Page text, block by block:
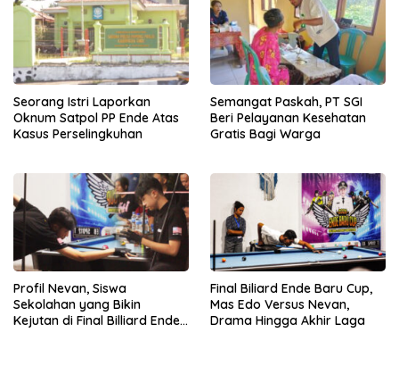
Seorang Istri Laporkan
Oknum Satpol PP Ende Atas
Kasus Perselingkuhan
Semangat Paskah, PT SGI
Beri Pelayanan Kesehatan
Gratis Bagi Warga
Profil Nevan, Siswa
Sekolahan yang Bikin
Kejutan di Final Billiard Ende
Final Biliard Ende Baru Cup,
Mas Edo Versus Nevan,
Drama Hingga Akhir Laga